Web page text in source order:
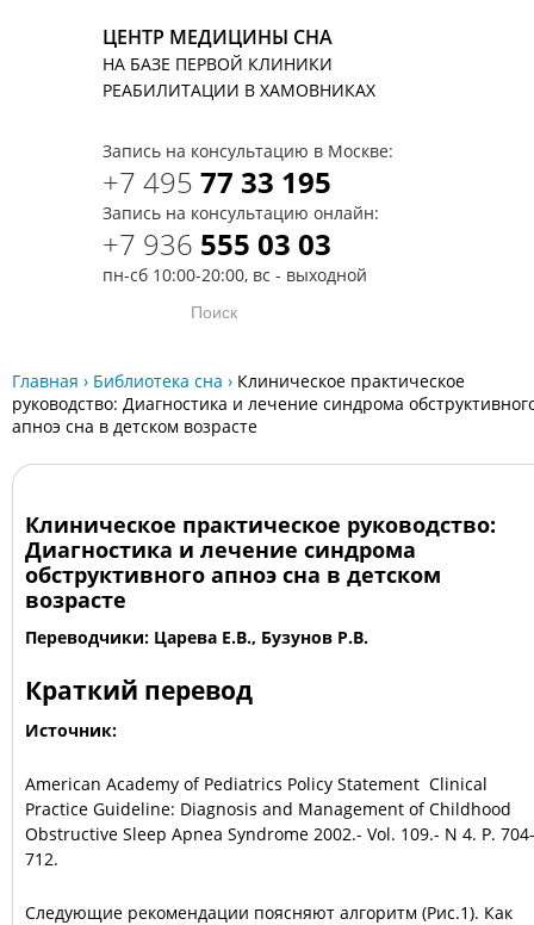
ЦЕНТР МЕДИЦИНЫ СНА
НА БАЗЕ ПЕРВОЙ КЛИНИКИ
РЕАБИЛИТАЦИИ В ХАМОВНИКАХ
Запись на консультацию в Москве:
+7 495 77 33 195
Запись на консультацию онлайн:
+7 936 555 03 03
пн-сб 10:00-20:00, вс - выходной
Главная › Библиотека сна › Клиническое практическое
руководство: Диагностика и лечение синдрома
апноэ сна в детском возрасте
Клиническое практическое руководство:
Диагностика и лечение синдрома
обструктивного апноэ сна в детском
возрасте
Переводчики: Царева Е.В., Бузунов Р.В.
Краткий перевод
Источник:
American Academy of Pediatrics Policy Statement Clinical
Practice Guideline: Diagnosis and Management of Childhood
Obstructive Sleep Apnea Syndrome 2002.- Vol. 109.- N 4. P. 704-
712.
Следующие рекомендации поясняют алгоритм (Рис.1). Как